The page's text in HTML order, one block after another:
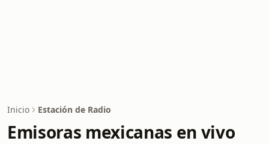
Inicio Estación de Radio
Emisoras mexicanas en vivo